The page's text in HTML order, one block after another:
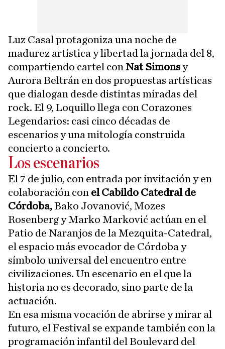
Luz Casal protagoniza una noche de
madurez artística y libertad la jornada del 8,
compartiendo cartel con Nat Simonsy
Aurora Beltrán en dos propuestas artísticas
que dialogan desde distintas miradas del
rock. El 9, Loquillo llega con Corazones
Legendarios: casi cinco décadas de
escenarios y una mitología construida
concierto a concierto.
Los escenarios
El 7 de julio, con entrada por invitación y en
colaboración con el Cabildo Catedral de
Córdoba,Bako Jovanović, Mozes
Rosenberg y Marko Marković actúan en el
Patio de Naranjos de la Mezquita-Catedral,
el espacio más evocador de Córdoba y
símbolo universal del encuentro entre
civilizaciones. Un escenario en el que la
historia no es decorado, sino parte de la
actuación.
En esa misma vocación de abrirse y mirar al
futuro, el Festival se expande también con la
programación infantil del Boulevard del